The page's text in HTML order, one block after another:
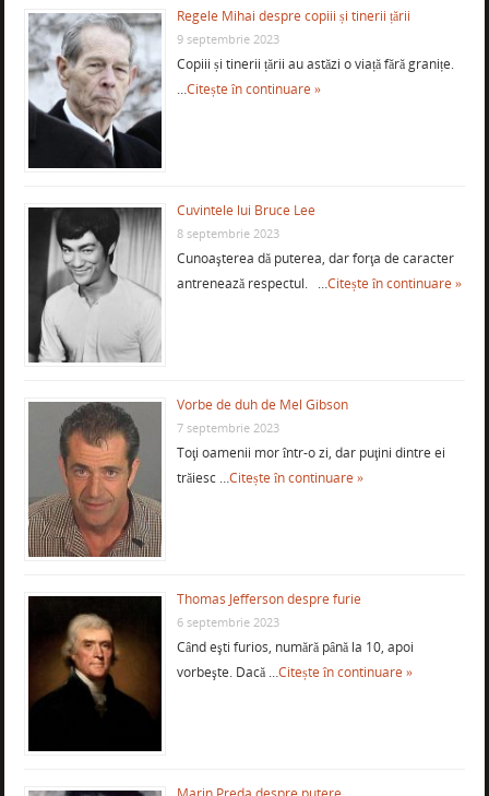
Regele Mihai despre copiii și tinerii țării
9 septembrie 2023
Copiii și tinerii țării au astăzi o viață fără granițe.
…Citește în continuare »
Cuvintele lui Bruce Lee
8 septembrie 2023
Cunoaşterea dă puterea, dar forţa de caracter
antrenează respectul. …Citește în continuare »
Vorbe de duh de Mel Gibson
7 septembrie 2023
Toţi oamenii mor într-o zi, dar puţini dintre ei
trăiesc …Citește în continuare »
Thomas Jefferson despre furie
6 septembrie 2023
Când eşti furios, numără până la 10, apoi
vorbeşte. Dacă …Citește în continuare »